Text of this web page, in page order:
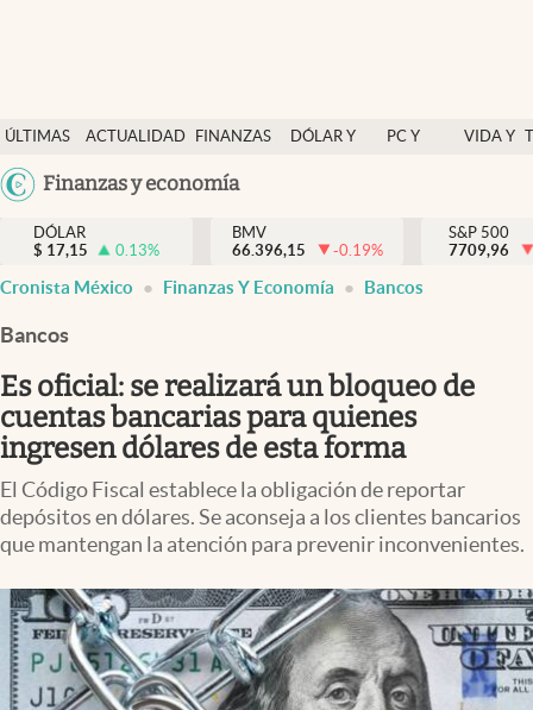
ÚLTIMAS
NOTICIAS
ACTUALIDAD
FINANZAS
DÓLAR Y
PC Y
VIDA Y
México
Finanzas y economía
Actualidad
Finanzas y economía
Dólar y mercados
Pc y celular
Vida y estilo
Tv
Clima
Espiritualidad
Mediakit
abre en nueva pestaña
México
DÓLAR
$ 17,15 0.13%
BMV
66.396,15
-0.19%
S&P 500
7709,96
Cronista México Finanzas Y Economía Bancos
Bancos
Es oficial: se realizará un bloqueo de
cuentas bancarias para quienes
ingresen dólares de esta forma
El Código Fiscal establece la obligación de reportar
depósitos en dólares. Se aconseja a los clientes bancarios
que mantengan la atención para prevenir inconvenientes.